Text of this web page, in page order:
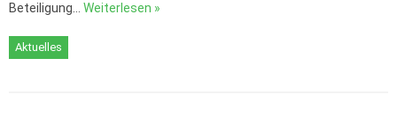
Beteiligung… Weiterlesen »
Aktuelles